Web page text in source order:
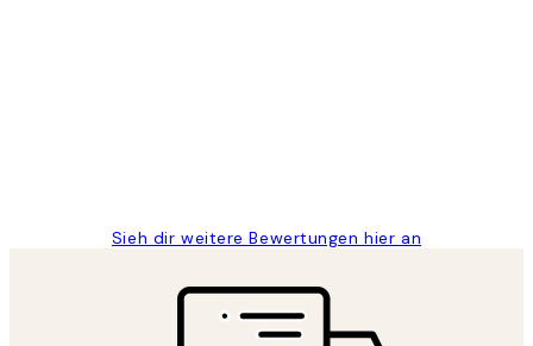
Sieh dir weitere Bewertungen hier an